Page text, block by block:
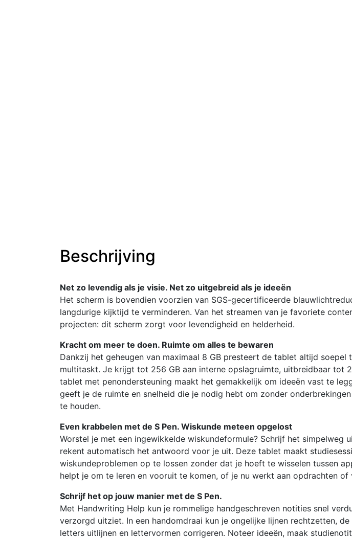
Beschrijving
Net zo levendig als je visie. Net zo uitgebreid als je ideeën
Het scherm is bovendien voorzien van SGS-gecertificeerde
langdurige kijktijd te verminderen. Van het streamen van je favoriete
projecten: dit scherm zorgt voor levendigheid en helderheid.
Kracht om meer te doen. Ruimte om alles te bewaren
Dankzij het geheugen van maximaal 8 GB presteert de tablet altijd
multitaskt. Je krijgt tot 256 GB aan interne opslagruimte, uitbreidbaar tot
tablet met penondersteuning maakt het gemakkelijk om ideeën vast te
geeft je de ruimte en snelheid die je nodig hebt om zonder
te houden.
Even krabbelen met de S Pen. Wiskunde meteen opgelost
Worstel je met een ingewikkelde wiskundeformule? Schrijf het simpelweg
rekent automatisch het antwoord voor je uit. Deze tablet maakt
wiskundeproblemen op te lossen zonder dat je hoeft te wisselen tussen
helpt je om te leren en vooruit te komen, of je nu werkt aan opdrachten of
Schrijf het op jouw manier met de S Pen.
Met Handwriting Help kun je rommelige handgeschreven notities snel
verzorgd uitziet. In een handomdraai kun je ongelijke lijnen rechtzetten,
letters uitlijnen en lettervormen corrigeren. Noteer ideeën, maak